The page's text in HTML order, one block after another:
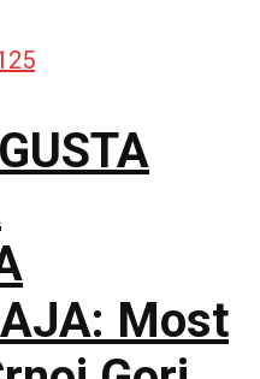
Most